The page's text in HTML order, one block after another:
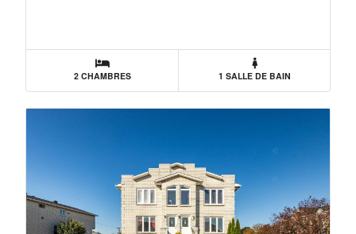
2 CHAMBRES 1 SALLE DE BAIN